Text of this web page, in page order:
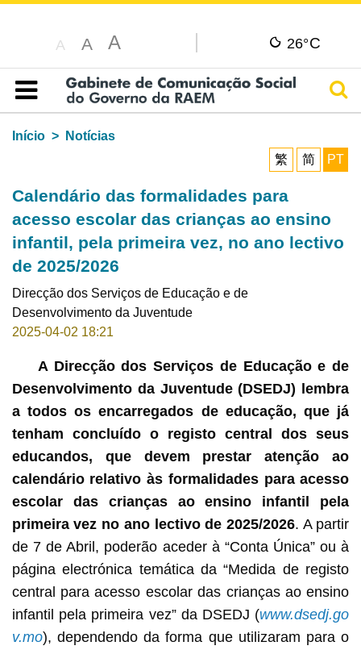
A A A 26°C
Índice
Início
Notícias
繁
简 PT
Calendário das formalidades para
acesso escolar das crianças ao ensino
infantil, pela primeira vez, no ano lectivo
de 2025/2026
Direcção dos Serviços de Educação e de
Desenvolvimento da Juventude
2025-04-02 18:21
A Direcção dos Serviços de Educação e de
Desenvolvimento da Juventude (DSEDJ) lembra
a todos os encarregados de educação, que já
tenham concluído o registo central dos seus
educandos, que devem prestar atenção ao
calendário relativo às formalidades para acesso
escolar das crianças ao ensino infantil pela
primeira vez no ano lectivo de 2025/2026. A partir
de 7 de Abril, poderão aceder à “Conta Única” ou à
página electrónica temática da “Medida de registo
central para acesso escolar das crianças ao ensino
infantil pela primeira vez” da DSEDJ (www.dsedj.go
v.mo), dependendo da forma que utilizaram para o